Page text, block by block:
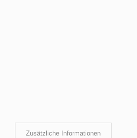
Zusätzliche Informationen